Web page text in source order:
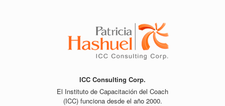
ICC Consulting Corp.
El Instituto de Capacitación del Coach
(ICC) funciona desde el año 2000.